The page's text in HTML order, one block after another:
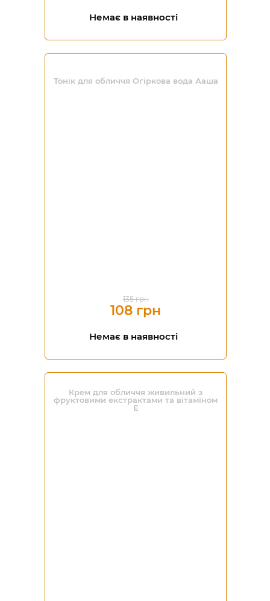
Немає в наявності
Тонік для обличчя Огіркова вода Ааша
135 грн
108 грн
Немає в наявності
Крем для обличчя живильний з
фруктовими екстрактами та вітаміном
Е